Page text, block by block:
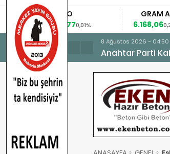
EURO
53,8477 0,01%
GRAM ALTIN
6.168,06
0,22%
8 Ağustos 2026 - 04:50
Anahtar Parti